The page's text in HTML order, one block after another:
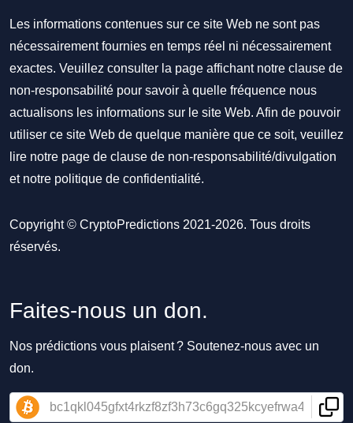
Les informations contenues sur ce site Web ne sont pas
nécessairement fournies en temps réel ni nécessairement
exactes. Veuillez consulter la page affichant notre clause de
non-responsabilité pour savoir à quelle fréquence nous
actualisons les informations sur le site Web. Afin de pouvoir
utiliser ce site Web de quelque manière que ce soit, veuillez
lire notre page de clause de non-responsabilité/divulgation
et notre politique de confidentialité.
Copyright © CryptoPredictions 2021-2026. Tous droits
réservés.
Faites-nous un don.
Nos prédictions vous plaisent ? Soutenez-nous avec un
don.